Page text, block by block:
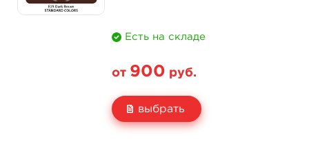
Есть на складе
от 900 руб.
выбрать